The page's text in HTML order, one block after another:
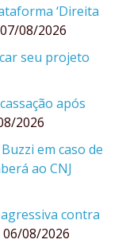
‘Direita
07/08/2026
seu projeto
após
2026
em caso de
ao CNJ
contra
06/08/2026